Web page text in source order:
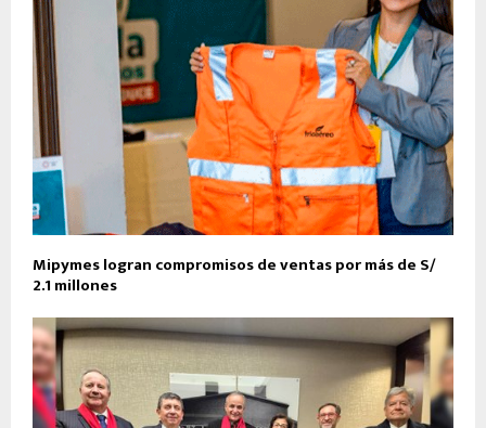
Mipymes logran compromisos de ventas por más de S/
2.1 millones